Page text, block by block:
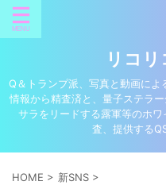
リコ
Q＆トランプ派、写真と動画に
情報から精査済と、量子ステラ
サラをリードする露軍等のホ
査、提供する
HOME > 新SNS >